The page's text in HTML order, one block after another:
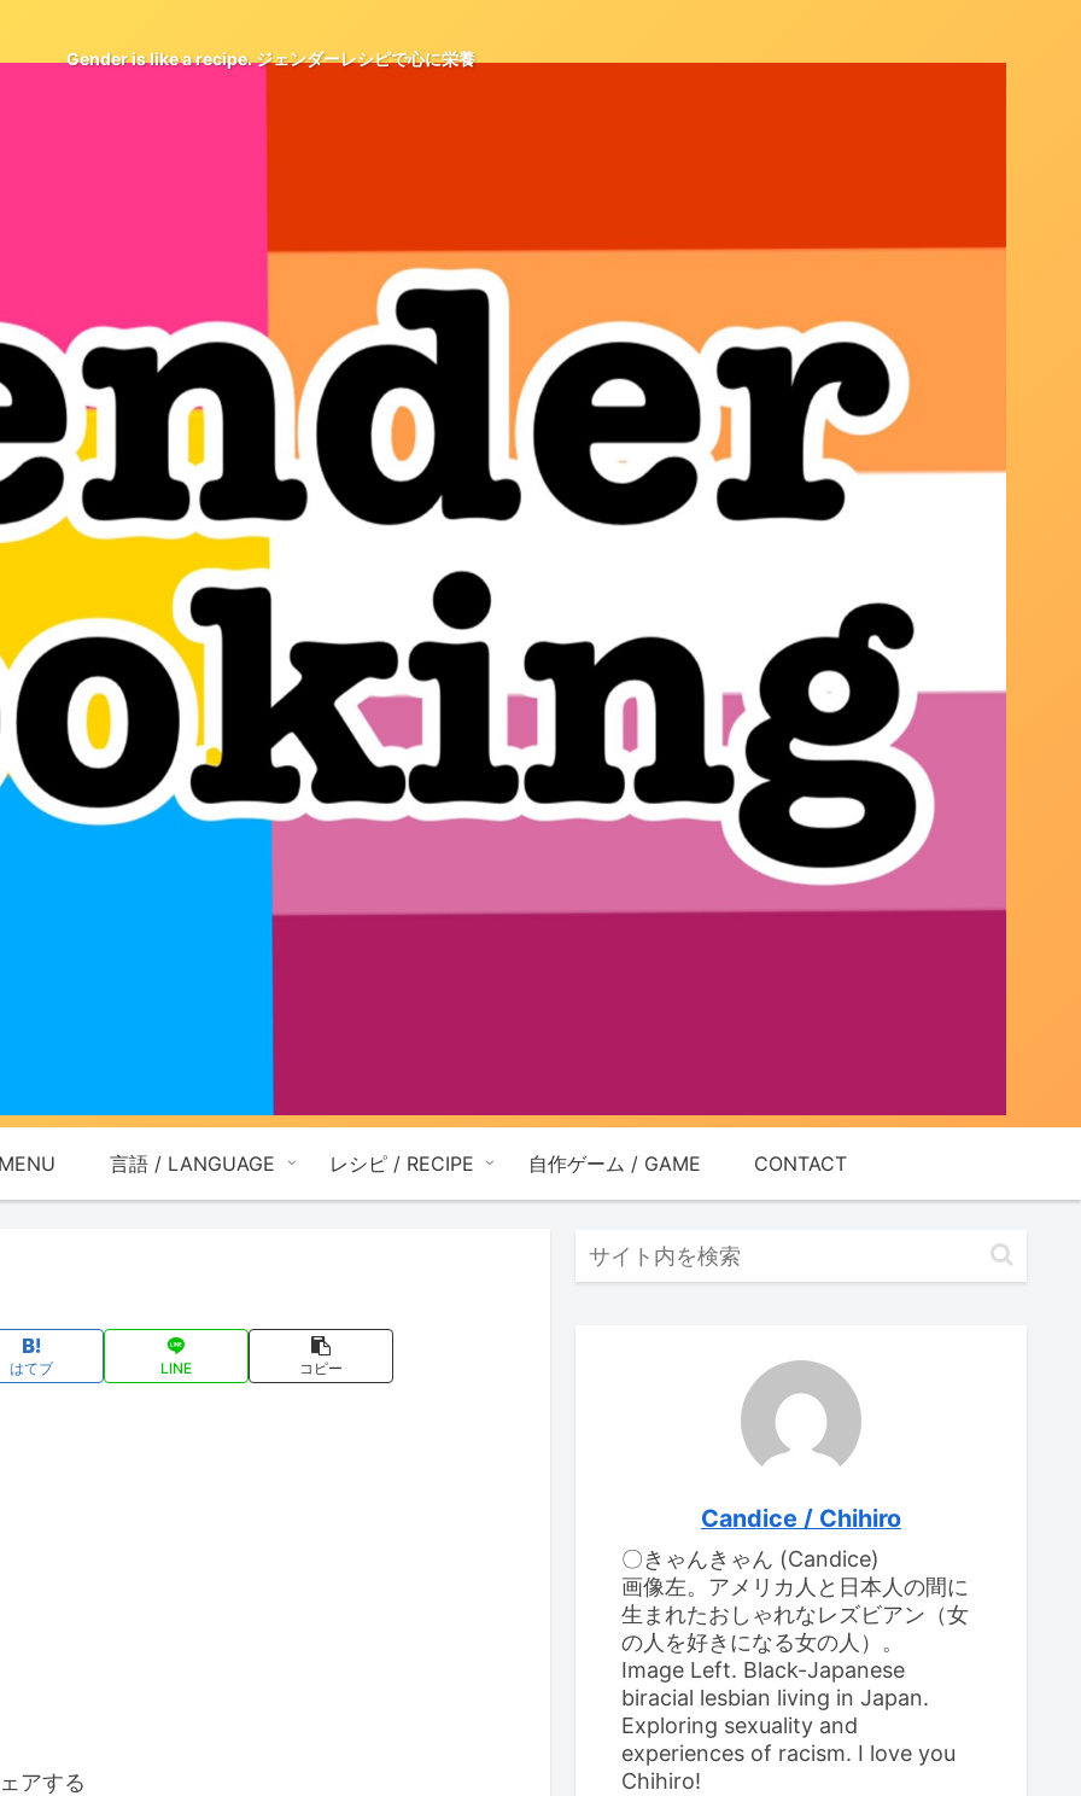
Gender is like a recipe. ジェンダーレシピで心に栄養
言語 / LANGUAGE レシピ / RECIPE 自作ゲーム / GAME CONTACT
はてブ LINE コピー
アする
Candice / Chihiro
〇きゃんきゃん (Candice)
画像左。アメリカ人と日本人の間に
生まれたおしゃれなレズビアン（女
の人を好きになる女の人）。
Image Left. Black-Japanese
biracial lesbian living in Japan.
Exploring sexuality and
experiences of racism. I love you
Chihiro!